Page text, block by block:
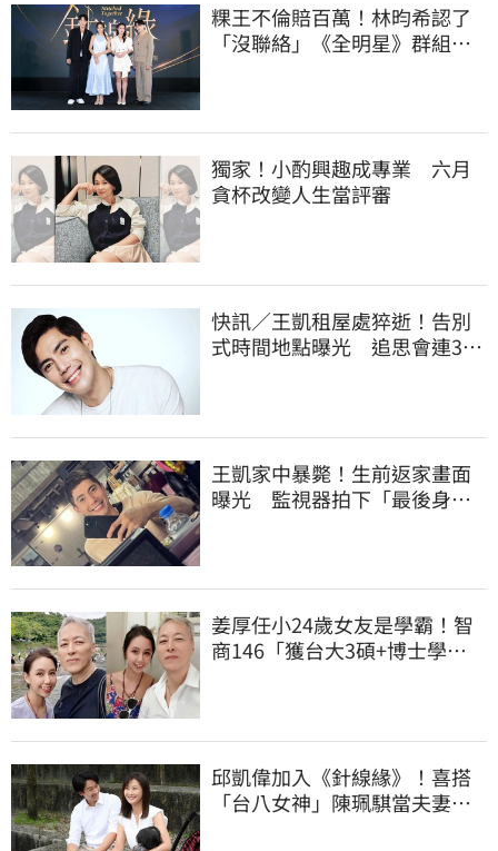
粿王不倫賠百萬！林昀希認了
「沒聯絡」《全明星》群組現
獨家！小酌興趣成專業 六月
貪杯改變人生當評審
快訊／王凱租屋處猝逝！告別
式時間地點曝光 追思會連3天
王凱家中暴斃！生前返家畫面
曝光 監視器拍下「最後身
姜厚任小24歲女友是學霸！智
商146「獲台大3碩+博士學
邱凱偉加入《針線緣》！喜搭
「台八女神」陳珮騏當夫妻：